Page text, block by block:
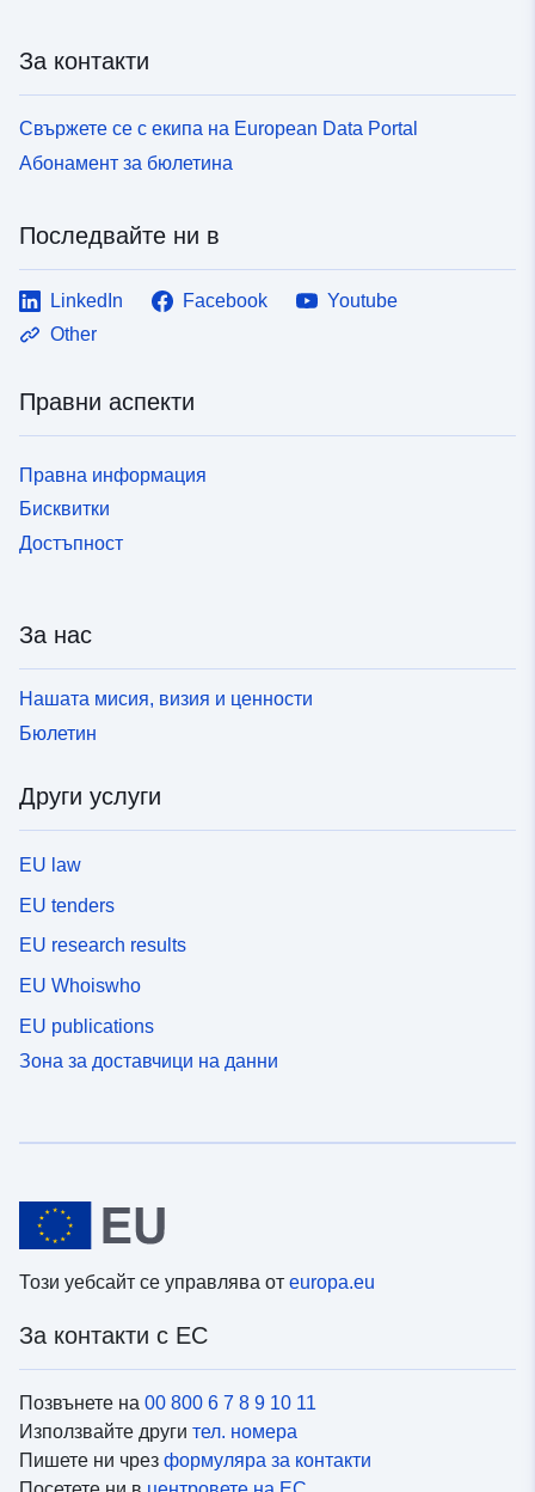
За контакти
Свържете се с екипа на European Data Portal
Абонамент за бюлетина
Последвайте ни в
LinkedIn Facebook
Youtube
Other
Правни аспекти
Правна информация
Бисквитки
Достъпност
За нас
Нашата мисия, визия и ценности
Бюлетин
Други услуги
EU law
EU tenders
EU research results
EU Whoiswho
EU publications
Зона за доставчици на данни
Този уебсайт се управлява от europa.eu
За контакти с ЕС
Позвънете на 00 800 6 7 8 9 10 11
Използвайте други тел. номера
Пишете ни чрез формуляра за контакти